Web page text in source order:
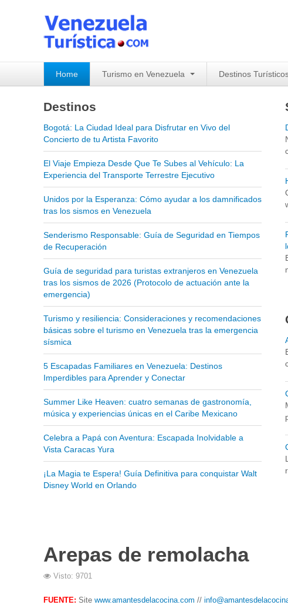
Home Turismo en Venezuela Destinos
Destinos
Bogotá: La Ciudad Ideal para Disfrutar en Vivo del
Concierto de tu Artista Favorito
El Viaje Empieza Desde Que Te Subes al Vehículo: La
Experiencia del Transporte Terrestre Ejecutivo
Unidos por la Esperanza: Cómo ayudar a los damnificados
tras los sismos en Venezuela
Senderismo Responsable: Guía de Seguridad en Tiempos
de Recuperación
Guía de seguridad para turistas extranjeros en Venezuela
tras los sismos de 2026 (Protocolo de actuación ante la
emergencia)
Turismo y resiliencia: Consideraciones y recomendaciones
básicas sobre el turismo en Venezuela tras la emergencia
sísmica
5 Escapadas Familiares en Venezuela: Destinos
Imperdibles para Aprender y Conectar
Summer Like Heaven: cuatro semanas de gastronomía,
música y experiencias únicas en el Caribe Mexicano
Celebra a Papá con Aventura: Escapada Inolvidable a
Vista Caracas Yura
¡La Magia te Espera! Guía Definitiva para conquistar Walt
Disney World en Orlando
Arepas de remolacha
Visto: 9701
FUENTE: Site www.amantesdelacocina.com //